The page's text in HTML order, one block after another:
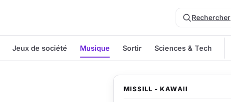
Rechercher
Jeux de société Musique Sortir Sciences & Tech
MISSILL - KAWAII